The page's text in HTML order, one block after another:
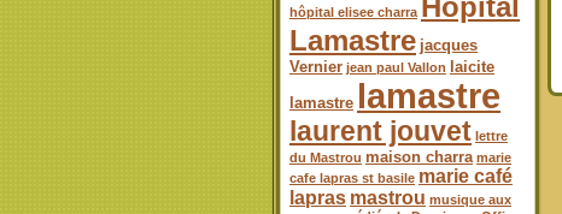
hôpital elisee charra Hôpital
Lamastre jacques
Vernier jean paul Vallon
laicite
lamastre lamastre
laurent jouvet lettre
du Mastrou maison charra marie
cafe lapras st basile marie café
lapras mastrou musique aux